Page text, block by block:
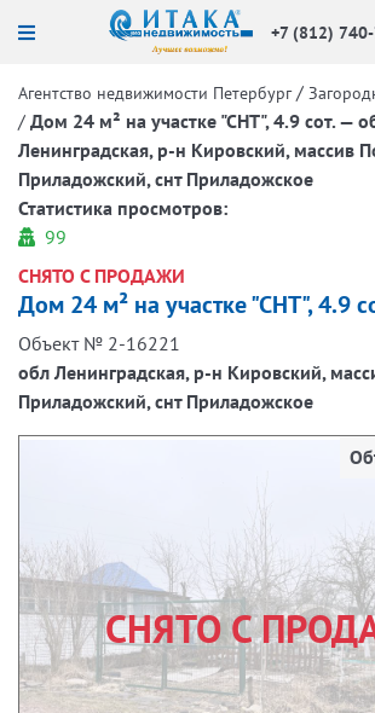
+7 (812)
Агентство недвижимости Петербург /
/ Дом 24 м² на участке "СНТ", 4.9 сот. —
Ленинградская, р-н Кировский, массив
Приладожский, снт Приладожское
Статистика просмотров:
99
СНЯТО С ПРОДАЖИ
Дом 24 м² на участке "СНТ", 4.9
Объект № 2-16221
обл Ленинградская, р-н Кировский,
Приладожский, снт Приладожское
СНЯТО С